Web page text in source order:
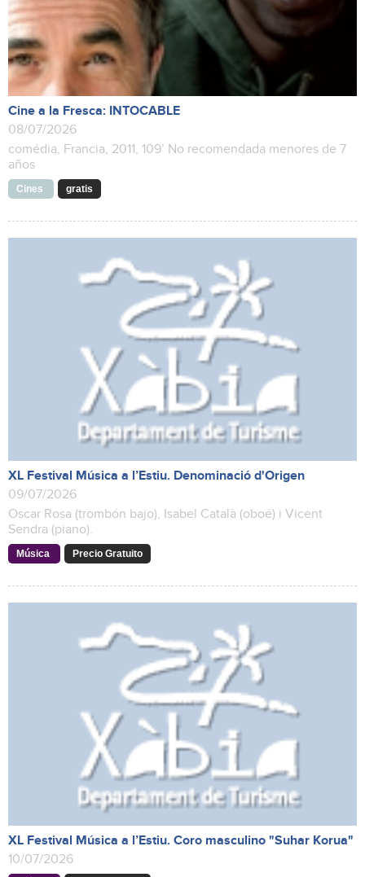
Cine a la Fresca: INTOCABLE
08/07/2026
comédia, Francia, 2011, 109’ No recomendada menores de 7
años
Cines gratis
XL Festival Música a l’Estiu. Denominació d'Origen
09/07/2026
Oscar Rosa (trombón bajo), Isabel Català (oboé) i Vicent
Sendra (piano).
Música Precio Gratuito
XL Festival Música a l’Estiu. Coro masculino "Suhar Korua"
10/07/2026